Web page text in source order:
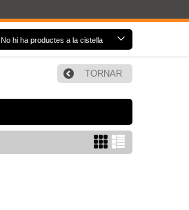
No hi ha productes a la cistella
TORNAR